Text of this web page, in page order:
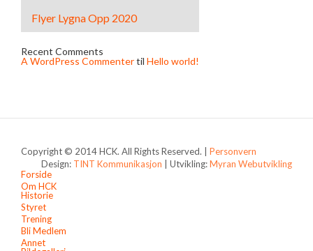
Flyer Lygna Opp 2020
Recent Comments
A WordPress Commentertil Hello world!
Copyright © 2014 HCK. All Rights Reserved. | Personvern
Design: TINT Kommunikasjon | Utvikling:Myran Webutvikling
Forside
Om HCK
Historie
Styret
Trening
Bli Medlem
Annet